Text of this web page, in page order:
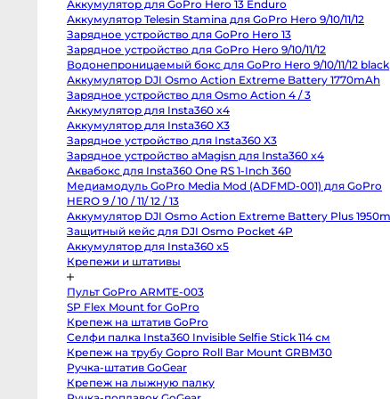
Body
Canon
80D
body
Nikon
D850
body
Nikon
D800
body
Nikon
D750
body
Nikon
D90
body
Профессиональные
видео
кинокамеры
RED
Komodo
6K
mark2
S35
Kinefinity
MAVO
mark2
LF
Nikon
ZR
Blackmagic
Cinema
Аккумулятор для GoPro Hero 13 Enduro
Аккумулятор Telesin Stamina для GoPro Hero 9/10/11/12
Зарядное устройство для GoPro Hero 13
Зарядное устройство для GoPro Hero 9/10/11/12
Водонепроницаемый бокс для GoPro Hero 9/10/11/12 black
Аккумулятор DJI Osmo Action Extreme Battery 1770mAh
Зарядное устройство для Osmo Action 4 / 3
Аккумулятор для Insta360 x4
Аккумулятор для Insta360 X3
Зарядное устройство для Insta360 X3
Зарядное устройство aMagisn для Insta360 x4
Аквабокс для Insta360 One RS 1-Inch 360
Медиамодуль GoPro Media Mod (ADFMD-001) для GoPro
HERO 9 / 10 / 11/ 12 / 13
Аккумулятор DJI Osmo Action Extreme Battery Plus
1950mAh
Защитный кейс для DJI Osmo Pocket 4P
Аккумулятор для Insta360 x5
Крепежи и штативы
Пульт GoPro ARMTE-003
SP Flex Mount for GoPro
Крепеж на штатив GoPro
Селфи палка Insta360 Invisible Selfie Stick 114 см
Крепеж на трубу Gopro Roll Bar Mount GRBM30
Ручка-штатив GoGear